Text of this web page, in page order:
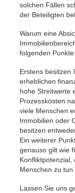
solchen Fällen
der Beteiligten
Warum eine
folgenden Punkte:
Erstens besitzen
erheblichen
hohe Streitwerte
Prozesskosten
viele Menschen
Immobilien oder
besitzen
Ein weiterer
genauso gilt wie
Menschen zu tun
Lassen Sie uns